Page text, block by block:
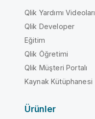
Qlik Yardımı Videoları
Qlik Developer
Eğitim
Qlik Öğretimi
Qlik Müşteri Portalı
Kaynak Kütüphanesi
Ürünler